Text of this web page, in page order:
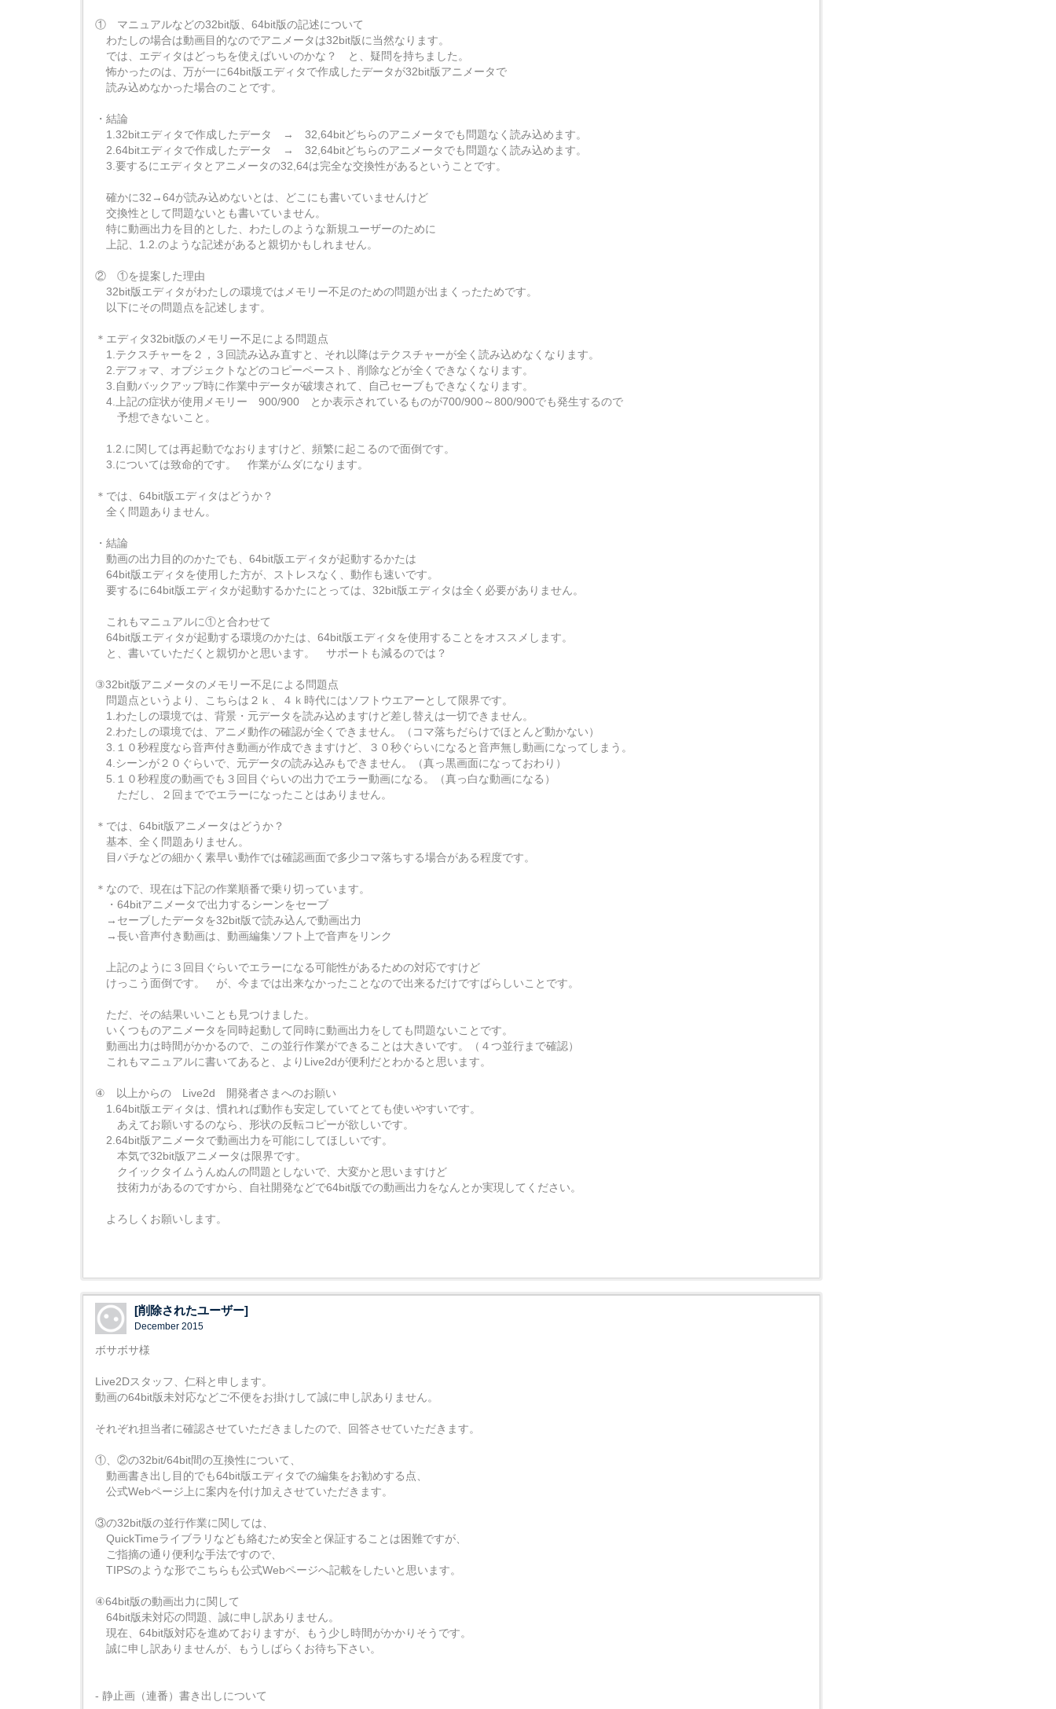
① マニュアルなどの32bit版、64bit版の記述について
わたしの場合は動画目的なのでアニメータは32bit版に当然なります。
では、エディタはどっちを使えばいいのかな？ と、疑問を持ちました。
怖かったのは、万が一に64bit版エディタで作成したデータが32bit版アニメータで
読み込めなかった場合のことです。
・結論
1.32bitエディタで作成したデータ → 32,64bitどちらのアニメータでも問題なく読み込めます。
2.64bitエディタで作成したデータ → 32,64bitどちらのアニメータでも問題なく読み込めます。
3.要するにエディタとアニメータの32,64は完全な交換性があるということです。
確かに32→64が読み込めないとは、どこにも書いていませんけど
交換性として問題ないとも書いていません。
特に動画出力を目的とした、わたしのような新規ユーザーのために
上記、1.2.のような記述があると親切かもしれません。
② ①を提案した理由
32bit版エディタがわたしの環境ではメモリー不足のための問題が出まくったためです。
以下にその問題点を記述します。
＊エディタ32bit版のメモリー不足による問題点
1.テクスチャーを２，３回読み込み直すと、それ以降はテクスチャーが全く読み込めなくなります。
2.デフォマ、オブジェクトなどのコピーペースト、削除などが全くできなくなります。
3.自動バックアップ時に作業中データが破壊されて、自己セーブもできなくなります。
4.上記の症状が使用メモリー 900/900 とか表示されているものが700/900～800/900でも発生するので
予想できないこと。
1.2.に関しては再起動でなおりますけど、頻繁に起こるので面倒です。
3.については致命的です。 作業がムダになります。
＊では、64bit版エディタはどうか？
全く問題ありません。
・結論
動画の出力目的のかたでも、64bit版エディタが起動するかたは
64bit版エディタを使用した方が、ストレスなく、動作も速いです。
要するに64bit版エディタが起動するかたにとっては、32bit版エディタは全く必要がありません。
これもマニュアルに①と合わせて
64bit版エディタが起動する環境のかたは、64bit版エディタを使用することをオススメします。
と、書いていただくと親切かと思います。 サポートも減るのでは？
③32bit版アニメータのメモリー不足による問題点
問題点というより、こちらは２ｋ、４ｋ時代にはソフトウエアーとして限界です。
1.わたしの環境では、背景・元データを読み込めますけど差し替えは一切できません。
2.わたしの環境では、アニメ動作の確認が全くできません。（コマ落ちだらけでほとんど動かない）
3.１０秒程度なら音声付き動画が作成できますけど、３０秒ぐらいになると音声無し動画になってしまう。
4.シーンが２０ぐらいで、元データの読み込みもできません。（真っ黒画面になっておわり）
5.１０秒程度の動画でも３回目ぐらいの出力でエラー動画になる。（真っ白な動画になる）
ただし、２回まででエラーになったことはありません。
＊では、64bit版アニメータはどうか？
基本、全く問題ありません。
目パチなどの細かく素早い動作では確認画面で多少コマ落ちする場合がある程度です。
＊なので、現在は下記の作業順番で乗り切っています。
・64bitアニメータで出力するシーンをセーブ
→セーブしたデータを32bit版で読み込んで動画出力
→長い音声付き動画は、動画編集ソフト上で音声をリンク
上記のように３回目ぐらいでエラーになる可能性があるための対応ですけど
けっこう面倒です。 が、今までは出来なかったことなので出来るだけですばらしいことです。
ただ、その結果いいことも見つけました。
いくつものアニメータを同時起動して同時に動画出力をしても問題ないことです。
動画出力は時間がかかるので、この並行作業ができることは大きいです。（４つ並行まで確認）
これもマニュアルに書いてあると、よりLive2dが便利だとわかると思います。
④ 以上からの Live2d 開発者さまへのお願い
1.64bit版エディタは、慣れれば動作も安定していてとても使いやすいです。
あえてお願いするのなら、形状の反転コピーが欲しいです。
2.64bit版アニメータで動画出力を可能にしてほしいです。
本気で32bit版アニメータは限界です。
クイックタイムうんぬんの問題としないで、大変かと思いますけど
技術力があるのですから、自社開発などで64bit版での動画出力をなんとか実現してください。
よろしくお願いします。
[削除されたユーザー]
December 2015
ボサボサ様
Live2Dスタッフ、仁科と申します。
動画の64bit版未対応などご不便をお掛けして誠に申し訳ありません。
それぞれ担当者に確認させていただきましたので、回答させていただきます。
①、②の32bit/64bit間の互換性について、
動画書き出し目的でも64bit版エディタでの編集をお勧めする点、
公式Webページ上に案内を付け加えさせていただきます。
③の32bit版の並行作業に関しては、
QuickTimeライブラリなども絡むため安全と保証することは困難ですが、
ご指摘の通り便利な手法ですので、
TIPSのような形でこちらも公式Webページへ記載をしたいと思います。
④64bit版の動画出力に関して
64bit版未対応の問題、誠に申し訳ありません。
現在、64bit版対応を進めておりますが、もう少し時間がかかりそうです。
誠に申し訳ありませんが、もうしばらくお待ち下さい。
- 静止画（連番）書き出しについて